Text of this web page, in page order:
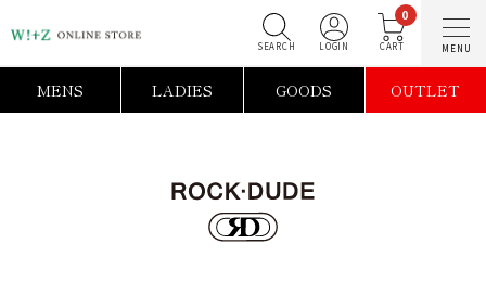
0
MENS LADIES GOODS OUTLET